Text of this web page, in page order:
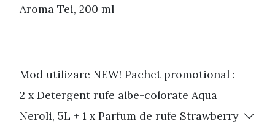
Aroma Tei, 200 ml
Mod utilizare NEW! Pachet promotional :
2 x Detergent rufe albe-colorate Aqua
Neroli, 5L + 1 x Parfum de rufe Strawberry